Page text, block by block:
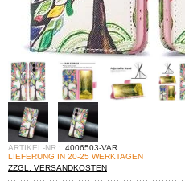
ARTIKEL-NR.: 4006503-VAR
LIEFERUNG IN 20-25 WERKTAGEN
ZZGL. VERSANDKOSTEN